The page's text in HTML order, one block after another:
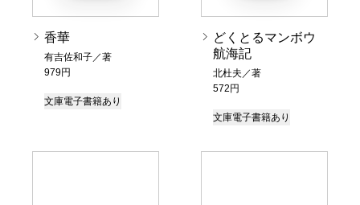
香華
有吉佐和子／著
979円
文庫電子書籍あり
どくとるマンボウ
航海記
北杜夫／著
572円
文庫電子書籍あり